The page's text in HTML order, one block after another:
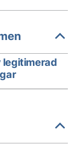
legitimerad